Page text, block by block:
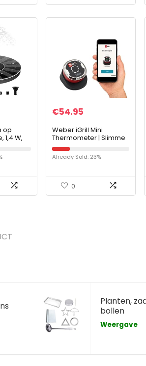
op
1,4 W,
€54.95
Weber iGrill Mini
Thermometer | Slimme
Digitale Thermometer
Met Bluetooth |
Thermometer Met
Already Sold: 23%
0
Planten,
bollen
Weergave